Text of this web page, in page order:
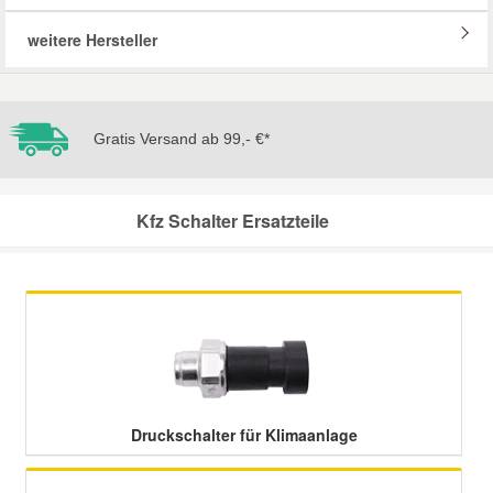
weitere Hersteller
Gratis Versand ab 99,- €*
Kfz Schalter Ersatzteile
Druckschalter für Klimaanlage
Mazda Ersatzteile
Nissan Ersatzteile
Porsche Ersatzteile
Seat Ersatzteile